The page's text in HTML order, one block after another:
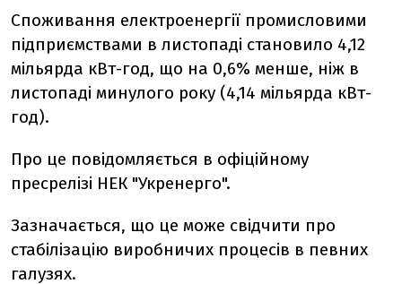
Споживання електроенергії промисловими
підприємствами в листопаді становило 4,12
мільярда кВт-год, що на 0,6% менше, ніж в
листопаді минулого року (4,14 мільярда кВт-
год).
Про це повідомляється в офіційному
пресрелізі НЕК "Укренерго".
Зазначається, що це може свідчити про
стабілізацію виробничих процесів в певних
галузях.